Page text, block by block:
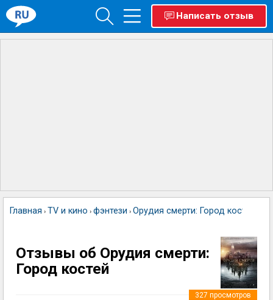
Написать отзыв
Главная › TV и кино › фэнтези › Орудия смерти: Город костей
Отзывы об Орудия смерти:
Город костей
327 просмотров